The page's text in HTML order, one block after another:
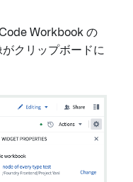
Workbook の
クリップボードに